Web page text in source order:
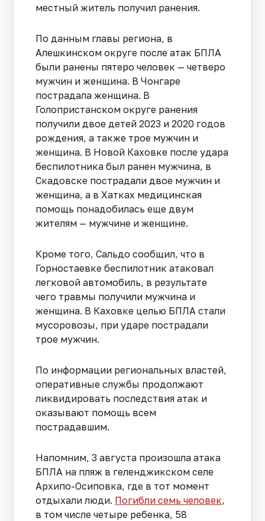
местный житель получил ранения.
По данным главы региона, в
Алешкинском округе после атак БПЛА
были ранены пятеро человек — четверо
мужчин и женщина. В Чонгаре
пострадала женщина. В
Голопристанском округе ранения
получили двое детей 2023 и 2020 годов
рождения, а также трое мужчин и
женщина. В Новой Каховке после удара
беспилотника был ранен мужчина, в
Скадовске пострадали двое мужчин и
женщина, а в Хатках медицинская
помощь понадобилась еще двум
жителям — мужчине и женщине.
Кроме того, Сальдо сообщил, что в
Горностаевке беспилотник атаковал
легковой автомобиль, в результате
чего травмы получили мужчина и
женщина. В Каховке целью БПЛА стали
мусоровозы, при ударе пострадали
трое мужчин.
По информации региональных властей,
оперативные службы продолжают
ликвидировать последствия атак и
оказывают помощь всем
пострадавшим.
Напомним, 3 августа произошла атака
БПЛА на пляж в геленджикском селе
Архипо-Осиповка, где в тот момент
отдыхали люди. Погибли семь человек,
в том числе четыре ребенка, 58